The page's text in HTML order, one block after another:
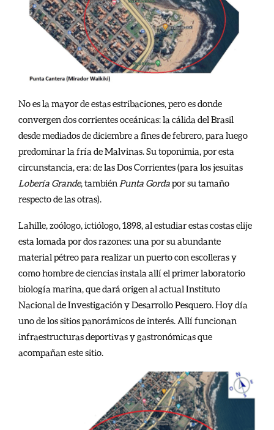
No es la mayor de estas estribaciones, pero es donde
convergen dos corrientes oceánicas: la cálida del Brasil
desde mediados de diciembre a fines de febrero, para luego
predominar la fría de Malvinas. Su toponimia, por esta
circunstancia, era: de las Dos Corrientes (para los jesuitas
Lobería Grande, también Punta Gordapor su tamaño
respecto de las otras).
Lahille, zoólogo, ictiólogo, 1898, al estudiar estas costas elije
esta lomada por dos razones: una por su abundante
material pétreo para realizar un puerto con escolleras y
como hombre de ciencias instala allí el primer laboratorio
biología marina, que dará origen al actual Instituto
Nacional de Investigación y Desarrollo Pesquero. Hoy día
uno de los sitios panorámicos de interés. Allí funcionan
infraestructuras deportivas y gastronómicas que
acompañan este sitio.